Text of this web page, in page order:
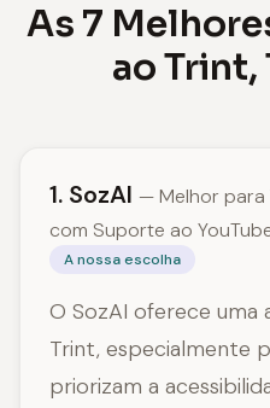
As 7
ao Trint,
1. SozAI — Melhor para
com Suporte ao
A nossa escolha
O SozAI oferece
Trint, especialmente
priorizam a